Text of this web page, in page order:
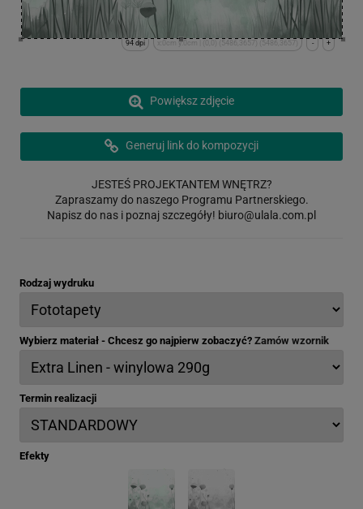
+
-
x:0cm y:0cm | (0,0) (5486,3657) (5486,3657)
94 dpi
Powiększ zdjęcie
Generuj link do kompozycji
JESTEŚ PROJEKTANTEM WNĘTRZ?
Zapraszamy do naszego Programu Partnerskiego.
Napisz do nas i poznaj szczegóły! biuro@ulala.com.pl
Rodzaj wydruku
Wybierz materiał - Chcesz go najpierw zobaczyć? Zamów wzornik
Termin realizacji
Efekty